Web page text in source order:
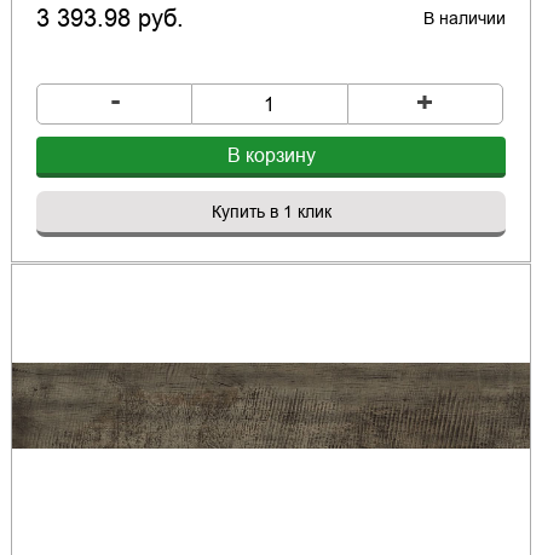
3 393.98 руб. В наличии
- +
В корзину
Купить в 1 клик